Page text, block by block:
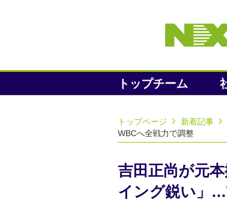
トップチーム
トップページ 新着記事
WBCへ全戦力で調整
吉田正尚が元
イング鋭い」